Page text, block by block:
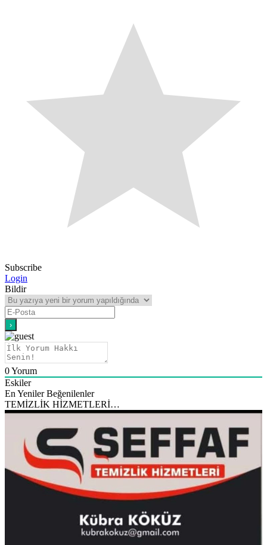
Subscribe
Login
Bildir
0Yorum
Eskiler
En Yeniler Beğenilenler
TEMİZLİK HİZMETLERİ…